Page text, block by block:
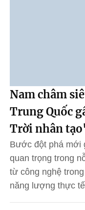
Nam châm
Trung Quốc
Trời nhân tạo'
Bước đột phá mới
quan trọng trong
từ công nghệ
năng lượng thực